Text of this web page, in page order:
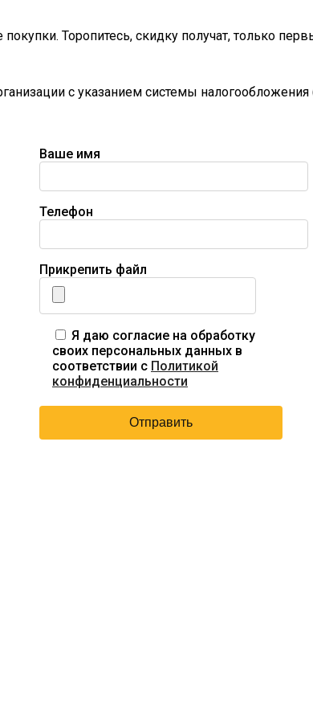
Торопитесь, скидку получат, только
с указанием системы
Ваше имя
Телефон
Прикрепить файл
Я даю согласие на обработку
своих персональных данных в
соответствии с Политикой
конфиденциальности